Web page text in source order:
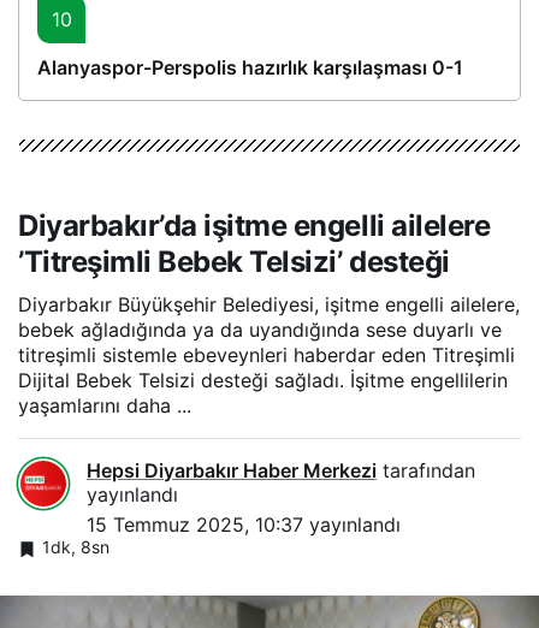
10
Alanyaspor-Perspolis hazırlık karşılaşması 0-1
Diyarbakır’da işitme engelli ailelere
’Titreşimli Bebek Telsizi’ desteği
Diyarbakır Büyükşehir Belediyesi, işitme engelli ailelere,
bebek ağladığında ya da uyandığında sese duyarlı ve
titreşimli sistemle ebeveynleri haberdar eden Titreşimli
Dijital Bebek Telsizi desteği sağladı. İşitme engellilerin
yaşamlarını daha ...
Hepsi Diyarbakır Haber Merkezi tarafından
yayınlandı
15 Temmuz 2025, 10:37 yayınlandı
1dk, 8sn